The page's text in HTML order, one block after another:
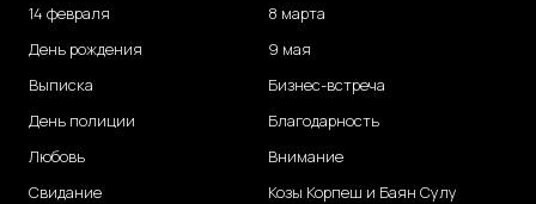
14 февраля
День рождения
Выписка
День полиции
Любовь
Свидание
8 марта
9 мая
Бизнес-встреча
Благодарность
Внимание
Козы Корпеш и Баян Сулу